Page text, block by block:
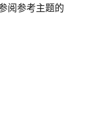
阅参考主题的